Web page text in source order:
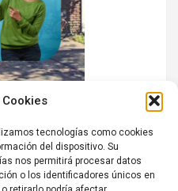
tecnologías como cookies
del dispositivo. Su
nos permitirá procesar datos
o los identificadores únicos en